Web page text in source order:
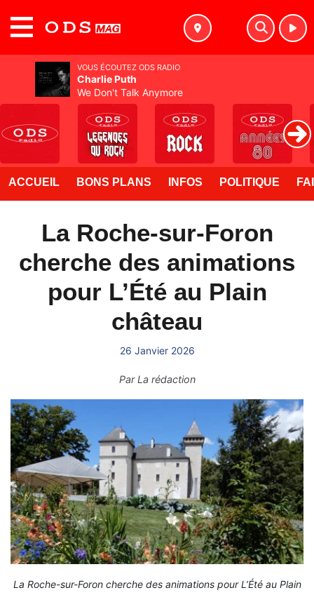
ACCUEIL BONS PLANS INFOS POLITIQUE
La Roche-sur-Foron
cherche des animations
pour L’Été au Plain
château
26 Janvier 2026
ParLa rédaction
La Roche-sur-Foron cherche des animations pour L’Été au Plain
VOUS ÉCOUTEZ ODS RADIO
Charlie Puth
We Don't Talk Anymore